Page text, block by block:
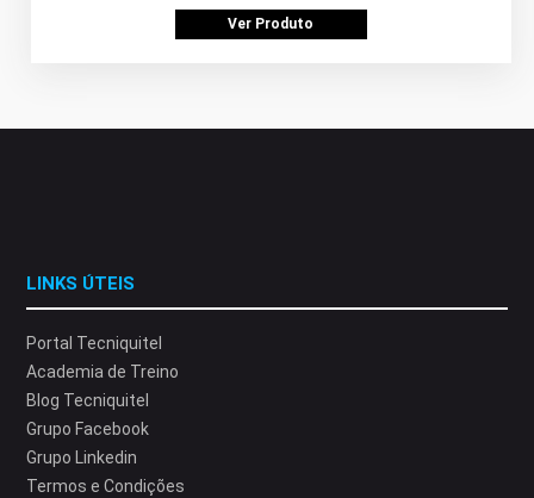
Ver Produto
LINKS ÚTEIS
Portal Tecniquitel
Academia de Treino
Blog Tecniquitel
Grupo Facebook
Grupo Linkedin
Termos e Condições